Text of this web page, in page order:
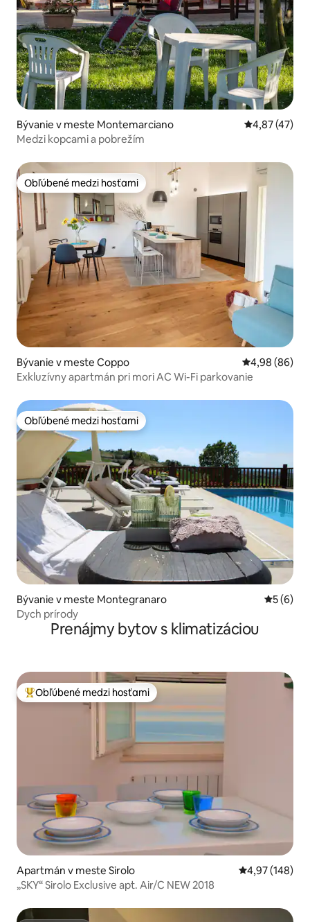
Bývanie v meste Montemarciano Priemerné
4,87 (47)
Medzi kopcami a pobrežím
Obľúbené medzi hosťami
Obľúbené medzi hosťami
Bývanie v meste Coppo Priemerné
4,98 (86)
Exkluzívny apartmán pri mori AC Wi-Fi parkovanie
Obľúbené medzi hosťami
Obľúbené medzi hosťami
Bývanie v meste Montegranaro
5 (6)
Dych prírody
Prenájmy bytov s klimatizáciou
Najobľúbenejšie medzi hosťami
Obľúbené medzi hosťami
Apartmán v meste Sirolo Priemerné
4,97 (148)
„SKY“ Sirolo Exclusive apt. Air/C NEW 2018